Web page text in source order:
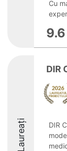
Cu
9.6
Laureați
DIR
DIR